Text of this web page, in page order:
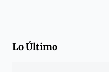
Lo Último